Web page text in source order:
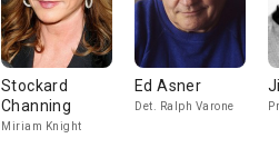
Stockard
Channing
Miriam Knight
Ed Asner
Det. Ralph Varone